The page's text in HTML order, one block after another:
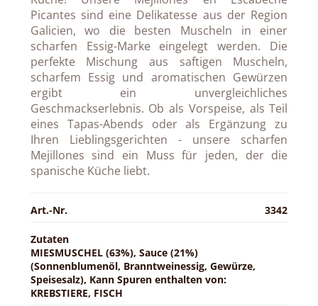
Picantes sind eine Delikatesse aus der Region
Galicien, wo die besten Muscheln in einer
scharfen Essig-Marke eingelegt werden. Die
perfekte Mischung aus saftigen Muscheln,
scharfem Essig und aromatischen Gewürzen
ergibt ein unvergleichliches
Geschmackserlebnis. Ob als Vorspeise, als Teil
eines Tapas-Abends oder als Ergänzung zu
Ihren Lieblingsgerichten - unsere scharfen
Mejillones sind ein Muss für jeden, der die
spanische Küche liebt.
Art.-Nr. 3342
Zutaten
MIESMUSCHEL (63%), Sauce (21%)
(Sonnenblumenöl, Branntweinessig, Gewürze,
Speisesalz), Kann Spuren enthalten von:
KREBSTIERE, FISCH